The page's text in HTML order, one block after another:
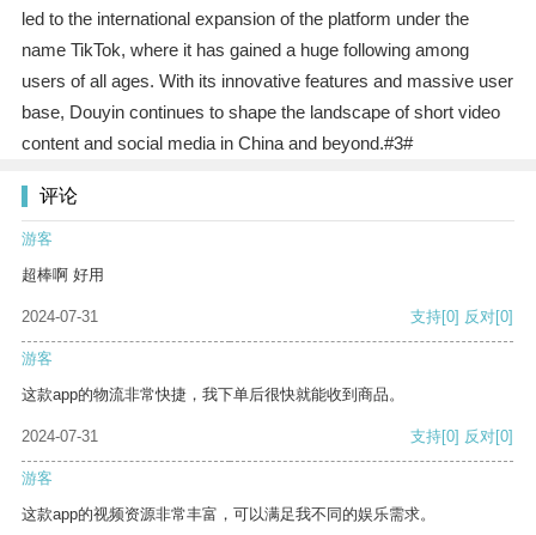
led to the international expansion of the platform under the
name TikTok, where it has gained a huge following among
users of all ages. With its innovative features and massive user
base, Douyin continues to shape the landscape of short video
content and social media in China and beyond.#3#
评论
游客
超棒啊 好用
2024-07-31 支持[0] 反对[0]
游客
这款app的物流非常快捷，我下单后很快就能收到商品。
2024-07-31 支持[0] 反对[0]
游客
这款app的视频资源非常丰富，可以满足我不同的娱乐需求。